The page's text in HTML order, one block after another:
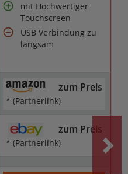
mit Hochwertiger
Touchscreen
USB Verbindung zu
langsam
zum Preis
* (Partnerlink)
zum Preis
* (Partnerlink)